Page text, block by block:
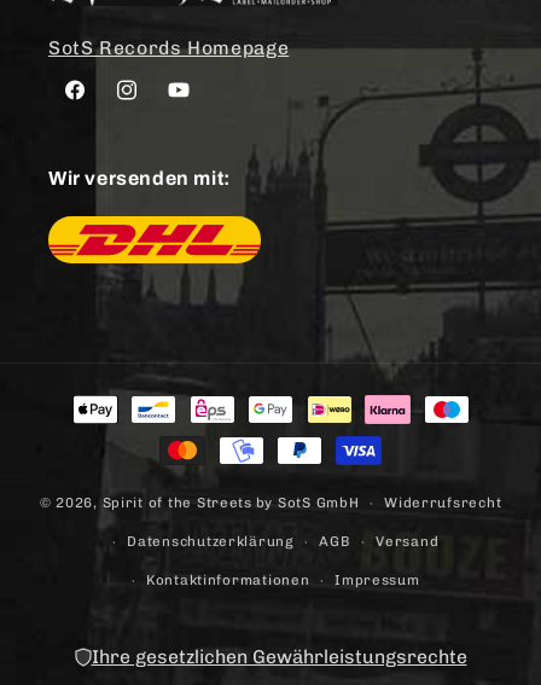
SotS Records Homepage
FacebookInstagramYouTube
Wir versenden mit:
Zahlungsmethoden
© 2026, Spirit of the Streets by SotS GmbH Widerrufsrecht
Datenschutzerklärung AGB Versand
Kontaktinformationen Impressum
Ihre gesetzlichen Gewährleistungsrechte